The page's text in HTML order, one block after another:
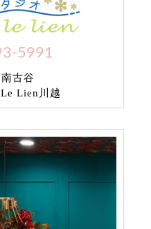
5991
古谷
Lien川越